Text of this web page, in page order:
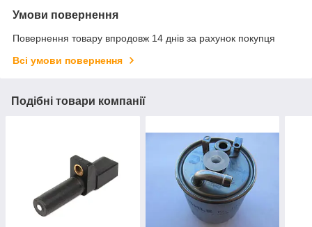
Умови повернення
Повернення товару впродовж 14 днів за рахунок покупця
Всі умови повернення
Подібні товари компанії